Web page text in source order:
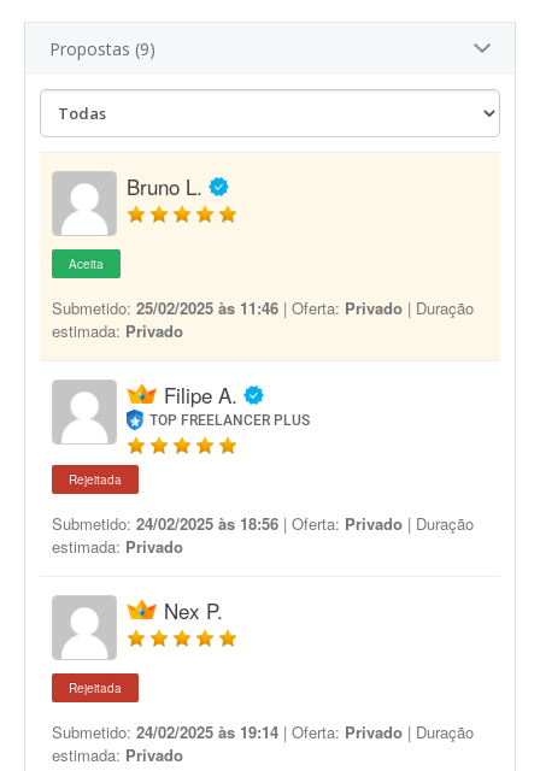
Propostas (9)
Bruno L.
Aceita
Submetido: 25/02/2025 às 11:46 | Oferta: Privado | Duração
estimada: Privado
Filipe A.
TOP FREELANCER PLUS
Rejeitada
Submetido: 24/02/2025 às 18:56 | Oferta: Privado | Duração
estimada: Privado
Nex P.
Rejeitada
Submetido: 24/02/2025 às 19:14 | Oferta: Privado | Duração
estimada: Privado